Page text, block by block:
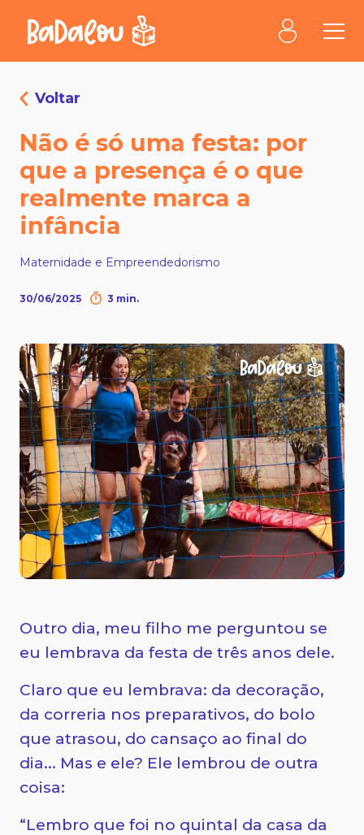
Voltar
Não é só uma festa: por
que a presença é o que
realmente marca a
infância
Maternidade e Empreendedorismo
30/06/2025 3 min.
Outro dia, meu filho me perguntou se
eu lembrava da festa de três anos dele.
Claro que eu lembrava: da decoração,
da correria nos preparativos, do bolo
que atrasou, do cansaço ao final do
dia... Mas e ele? Ele lembrou de outra
coisa:
“Lembro que foi no quintal da casa da